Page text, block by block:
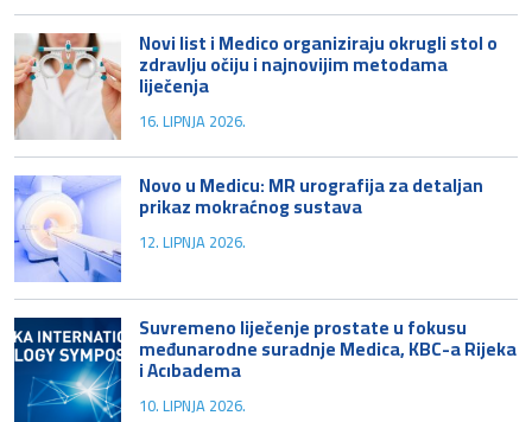
Novi list i Medico organiziraju okrugli stol o
zdravlju očiju i najnovijim metodama
liječenja
16. LIPNJA 2026.
Novo u Medicu: MR urografija za detaljan
prikaz mokraćnog sustava
12. LIPNJA 2026.
Suvremeno liječenje prostate u fokusu
međunarodne suradnje Medica, KBC-a Rijeka
i Acıbadema
10. LIPNJA 2026.